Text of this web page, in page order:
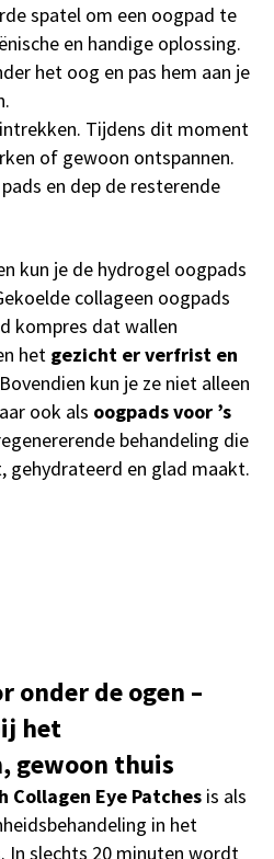
spatel om een oogpad te
en handige oplossing.
het oog en pas hem aan je
Tijdens dit moment
of gewoon ontspannen.
en dep de resterende
kun je de hydrogel oogpads
collageen oogpads
kompres dat wallen
het gezicht er verfrist en
Bovendien kun je ze niet alleen
ook als oogpads voor ’s
behandeling die
gehydrateerd en glad maakt.
onder de ogen –
het
gewoon thuis
Collagen Eye Patches is als
in het
In slechts 20 minuten wordt